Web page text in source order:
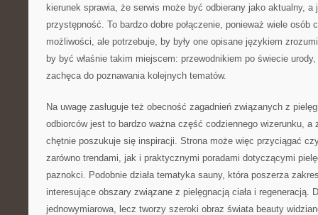
kierunek sprawia, że serwis może być odbierany jako aktualny, a
przystępność. To bardzo dobre połączenie, ponieważ wiele osób
możliwości, ale potrzebuje, by były one opisane językiem
by być właśnie takim miejscem: przewodnikiem po świecie
zachęca do poznawania kolejnych tematów.
Na uwagę zasługuje też obecność zagadnień związanych z
odbiorców jest to bardzo ważna część codziennego wizerunku, a
chętnie poszukuje się inspiracji. Strona może więc przyciągać
zarówno trendami, jak i praktycznymi poradami dotyczącymi
paznokci. Podobnie działa tematyka sauny, która poszerza
interesujące obszary związane z pielęgnacją ciała i regeneracją.
jednowymiarowa, lecz tworzy szeroki obraz świata beauty